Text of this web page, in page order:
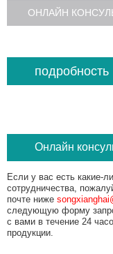
ОНЛАЙН
подробность
Онлайн
Если у вас есть какие-
сотрудничества,
почте ниже
следующую форму
с вами в течение 24
продукции.